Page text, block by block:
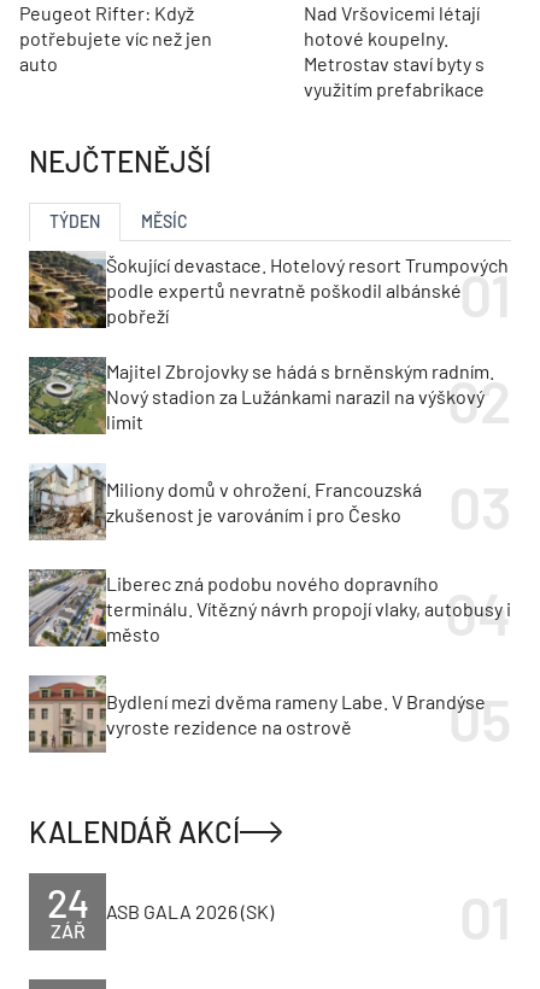
Peugeot Rifter: Když
potřebujete víc než jen
auto
Nad Vršovicemi létají
hotové koupelny.
Metrostav staví byty s
využitím prefabrikace
NEJČTENĚJŠÍ
TÝDEN MĚSÍC
Šokující devastace. Hotelový resort Trumpových
podle expertů nevratně poškodil albánské
pobřeží
Majitel Zbrojovky se hádá s brněnským radním.
Nový stadion za Lužánkami narazil na výškový
limit
Miliony domů v ohrožení. Francouzská
zkušenost je varováním i pro Česko
Liberec zná podobu nového dopravního
terminálu. Vítězný návrh propojí vlaky, autobusy i
město
Bydlení mezi dvěma rameny Labe. V Brandýse
vyroste rezidence na ostrově
KALENDÁŘ AKCÍ
ZÁŘ
24 ASB GALA 2026 (SK)